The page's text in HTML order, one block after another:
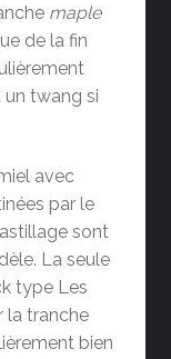
maple
de la fin
twang si
avec
par le
sont
La seule
type Les
la tranche
bien